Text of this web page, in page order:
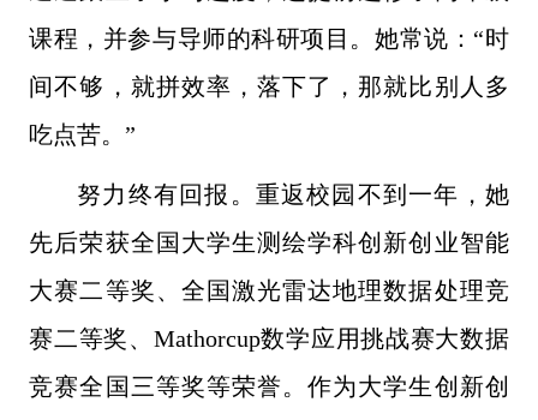
课程，并参与导师的科研项目。她常说：“时
间不够，就拼效率，落下了，那就比别人多
吃点苦。”
努力终有回报。重返校园不到一年，她
先后荣获全国大学生测绘学科创新创业智能
大赛二等奖、全国激光雷达地理数据处理竞
赛二等奖、Mathorcup数学应用挑战赛大数据
竞赛全国三等奖等荣誉。作为大学生创新创